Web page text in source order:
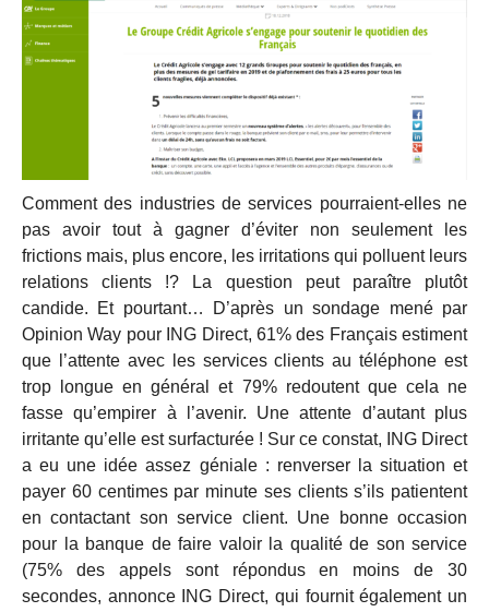
Comment des industries de services pourraient-elles ne
pas avoir tout à gagner d’éviter non seulement les
frictions mais, plus encore, les irritations qui polluent leurs
relations clients !? La question peut paraître plutôt
candide. Et pourtant… D’après un sondage mené par
Opinion Way pour ING Direct, 61% des Français estiment
que l’attente avec les services clients au téléphone est
trop longue en général et 79% redoutent que cela ne
fasse qu’empirer à l’avenir. Une attente d’autant plus
irritante qu’elle est surfacturée ! Sur ce constat, ING Direct
a eu une idée assez géniale : renverser la situation et
payer 60 centimes par minute ses clients s’ils patientent
en contactant son service client. Une bonne occasion
pour la banque de faire valoir la qualité de son service
(75% des appels sont répondus en moins de 30
secondes, annonce ING Direct, qui fournit également un